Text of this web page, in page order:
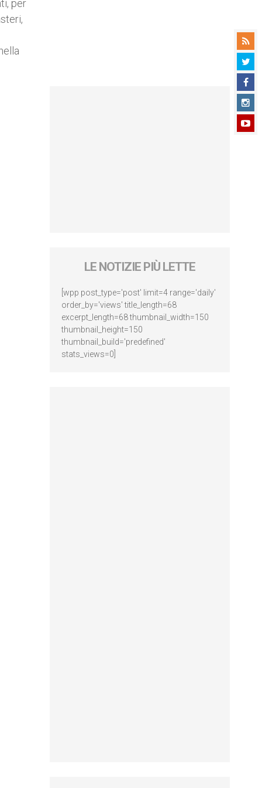
per
LE NOTIZIE PIÙ LETTE
[wpp post_type='post' limit=4 range='daily'
order_by='views' title_length=68
excerpt_length=68 thumbnail_width=150
thumbnail_height=150
thumbnail_build='predefined'
stats_views=0]